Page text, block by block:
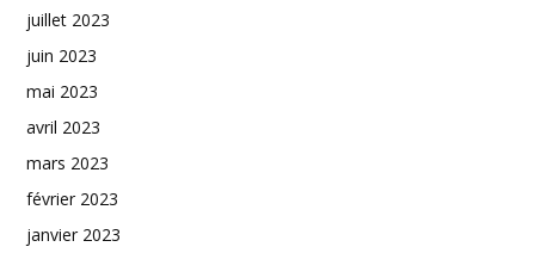
juillet 2023
juin 2023
mai 2023
avril 2023
mars 2023
février 2023
janvier 2023